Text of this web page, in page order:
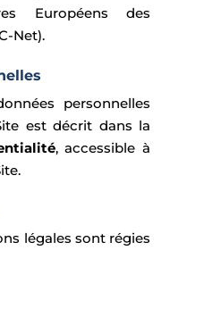
Européens des
Net).
personnelles
est décrit dans la
, accessible à
légales sont régies